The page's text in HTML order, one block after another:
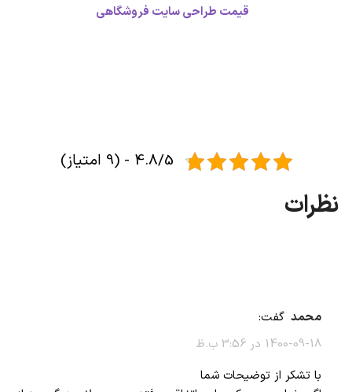
قیمت طراحی سایت فروشگاهی
4.8/5 - (9 امتیاز)
محمد گفت:
1400-09-18 در 3:56 ب.ظ
با تشکر از توضیحات شما